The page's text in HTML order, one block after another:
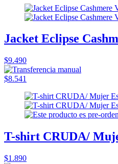
Jacket Eclipse
$9.490
$8.541
T-shirt CRUDA/
$1.890